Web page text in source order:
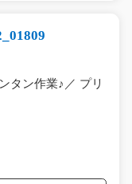
タン作業♪／ プリ